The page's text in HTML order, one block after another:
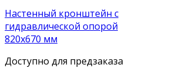
Настенный кронштейн с
гидравлической опорой
820х670 мм
Доступно для предзаказа